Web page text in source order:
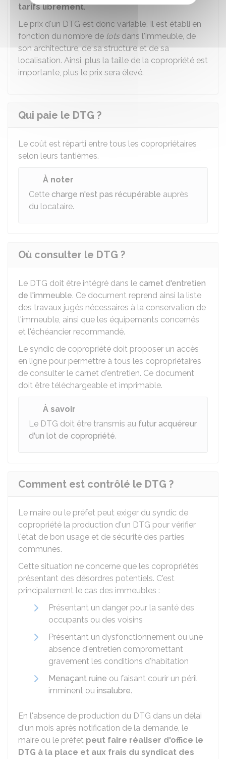
tarifs librement.
Le prix d'un DTG est donc variable. Il est établi en
fonction du nombre de lotsdans l'immeuble, de
son architecture, de sa structure et de sa
localisation. Ainsi, plus la taille de la copropriété est
importante, plus le prix sera élevé.
Qui paie le DTG ?
Le coût est réparti entre tous les copropriétaires
selon leurs tantièmes.
À noter
Cette charge n'est pas récupérable auprès
du locataire.
Où consulter le DTG ?
Le DTG doit être intégré dans le carnet d'entretien
de l'immeuble. Ce document reprend ainsi la liste
des travaux jugés nécessaires à la conservation de
l'immeuble, ainsi que les équipements concernés
et l'échéancier recommandé.
Le syndic de copropriété doit proposer un accès
en ligne pour permettre à tous les copropriétaires
de consulter le carnet d'entretien. Ce document
doit être téléchargeable et imprimable.
À savoir
Le DTG doit être transmis au futur acquéreur
d'un lot de copropriété.
Comment est contrôlé le DTG ?
Le maire ou le préfet peut exiger du syndic de
copropriété la production d'un DTG pour vérifier
l'état de bon usage et de sécurité des parties
communes.
Cette situation ne concerne que les copropriétés
présentant des désordres potentiels. C'est
principalement le cas des immeubles :
Présentant un danger pour la santé des
occupants ou des voisins
Présentant un dysfonctionnement ou une
absence d'entretien compromettant
gravement les conditions d'habitation
Menaçant ruine ou faisant courir un péril
imminent ou insalubre.
En l'absence de production du DTG dans un délai
d'un mois après notification de la demande, le
maire ou le préfet peut faire réaliser d'office le
DTG à la place et aux frais du syndicat des